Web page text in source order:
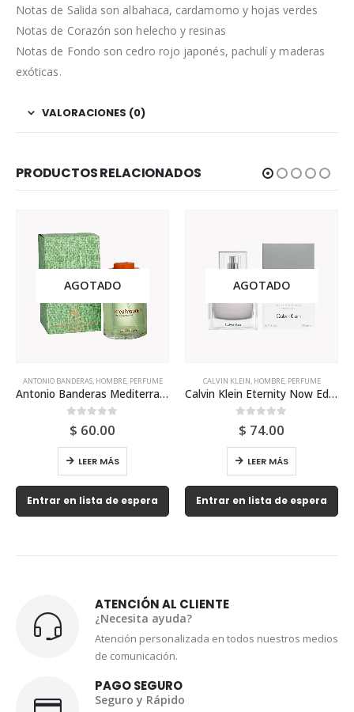
Notas de Salida son albahaca, cardamomo y hojas verdes
Notas de Corazón son helecho y resinas
Notas de Fondo son cedro rojo japonés, pachulí y maderas
exóticas.
VALORACIONES (0)
PRODUCTOS RELACIONADOS
AGOTADO
ANTONIO BANDERAS, HOMBRE, PERFUME
Antonio Banderas Mediterraneo 200ml Para Hombre
0out of 5
$ 60.00
LEER MÁS
Entrar en lista de espera
AGOTADO
CALVIN KLEIN HOMBRE, PERFUME
Calvin Klein Eternity Now Edt 100ml Para Hombre
0out of 5
$ 74.00
LEER MÁS
Entrar en lista de espera
ATENCIÓN AL CLIENTE
¿Necesita ayuda?
Atención personalizada en todos nuestros medios
de comunicación.
PAGO SEGURO
Seguro y Rápido